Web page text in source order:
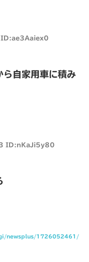
ら自家用車に積み
ID:nKaJi5y80
newsplus/1726052461/